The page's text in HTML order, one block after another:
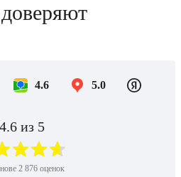
4.6 5.0
4.6 из 5
2 876оценок